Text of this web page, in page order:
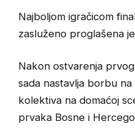
Najboljom igračicom
zasluženo proglašena je
Nakon ostvarenja
sada nastavlja borbu
kolektiva na domaćoj
prvaka Bosne i